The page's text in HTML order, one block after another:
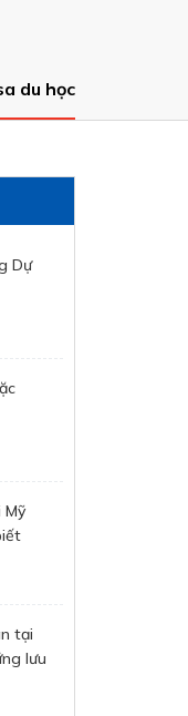
du học
Dự
Mỹ
tại
lưu